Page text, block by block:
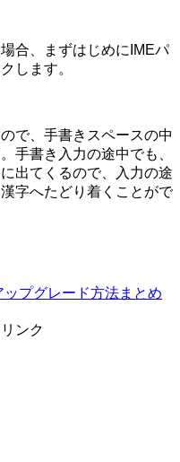
合、まずはじめにIMEパ
します。
で、手書きスペースの中
手書き入力の途中でも、
出てくるので、入力の途
字へたどり着くことがで
プグレード方法まとめ
ンク